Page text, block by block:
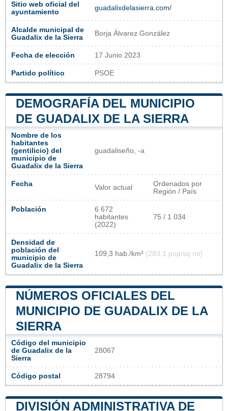
Sitio web oficial del
ayuntamiento
guadalixdelasierra.com/
Alcalde municipal de
Guadalix de la Sierra
Borja Álvarez González
Fecha de elección 17 Junio 2023
Partido político PSOE
DEMOGRAFÍA DEL MUNICIPIO
DE GUADALIX DE LA SIERRA
Nombre de los
habitantes
(gentilicio) del
municipio de
Guadalix de la Sierra
guadaliseño, -a
Fecha Valor actual
Ordenados por
Región / País
Población
6 672
habitantes
(2022)
75 / 1 034
Densidad de
población del
municipio de
Guadalix de la Sierra
109,3 hab./km² (283,1 pop/sq mi)
NÚMEROS OFICIALES DEL
MUNICIPIO DE GUADALIX DE LA
SIERRA
Código del municipio
de Guadalix de la
Sierra
28067
Código postal 28794
DIVISIÓN ADMINISTRATIVA DE